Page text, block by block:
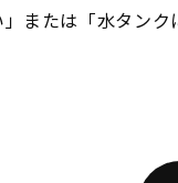
または「水タン